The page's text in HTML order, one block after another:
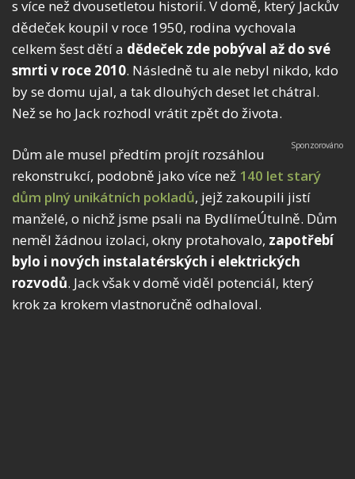
s více než dvousetletou historií. V domě, který Jackův
dědeček koupil v roce 1950, rodina vychovala
celkem šest dětí a dědeček zde pobýval až do své
smrti v roce 2010. Následně tu ale nebyl nikdo, kdo
by se domu ujal, a tak dlouhých deset let chátral.
Než se ho Jack rozhodl vrátit zpět do života.
Dům ale musel předtím projít rozsáhlou
rekonstrukcí, podobně jako více než 140 let starý
dům plný unikátních pokladů, jejž zakoupili jistí
manželé, o nichž jsme psali na BydlímeÚtulně. Dům
neměl žádnou izolaci, okny protahovalo, zapotřebí
bylo i nových instalatérských i elektrických
rozvodů. Jack však v domě viděl potenciál, který
krok za krokem vlastnoručně odhaloval.